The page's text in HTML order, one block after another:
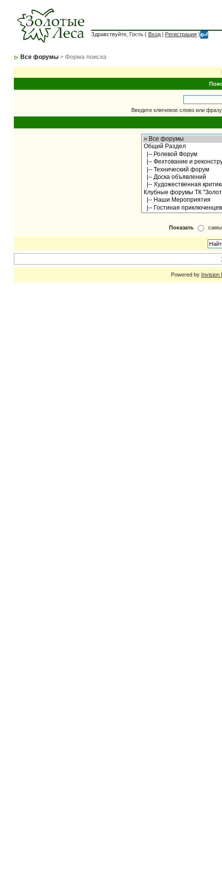
Здравствуйте, Гость ( Вход | Регистрация )
Все форумы > Форма поиска
Введите ключевое слово или
Показать
Powered by Invision